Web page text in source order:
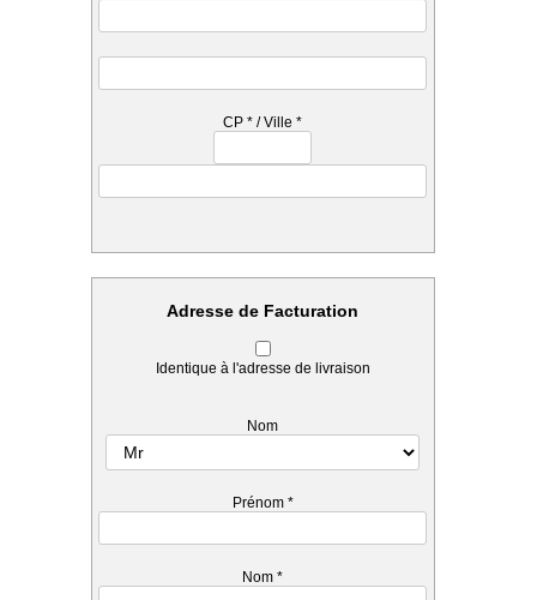
CP * / Ville *
Adresse de Facturation
Identique à l'adresse de livraison
Nom
Prénom *
Nom *